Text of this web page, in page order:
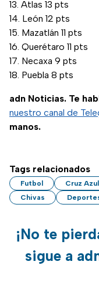
Atlas 13 pts
León 12 pts
Mazatlán 11 pts
Querétaro 11 pts
Necaxa 9 pts
Puebla 8 pts
adn Noticias. Te
nuestro canal de
manos.
Tags relacionados
Futbol Cruz Azul
Chivas
¡No te
sigue a